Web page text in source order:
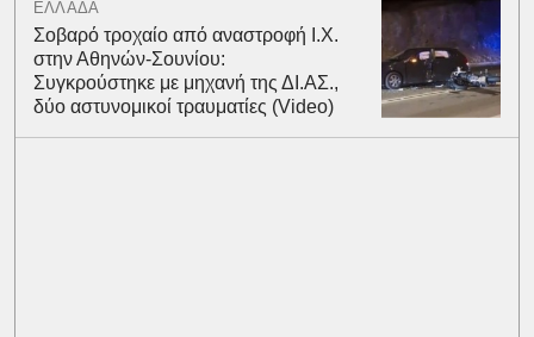
ΕΛΛΑΔΑ
Σοβαρό τροχαίο από αναστροφή Ι.Χ.
στην Αθηνών-Σουνίου:
Συγκρούστηκε με μηχανή της ΔΙ.ΑΣ.,
δύο αστυνομικοί τραυματίες (Video)